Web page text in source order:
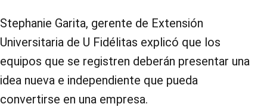
Stephanie Garita, gerente de Extensión
Universitaria de U Fidélitas explicó que los
equipos que se registren deberán presentar una
idea nueva e independiente que pueda
convertirse en una empresa.